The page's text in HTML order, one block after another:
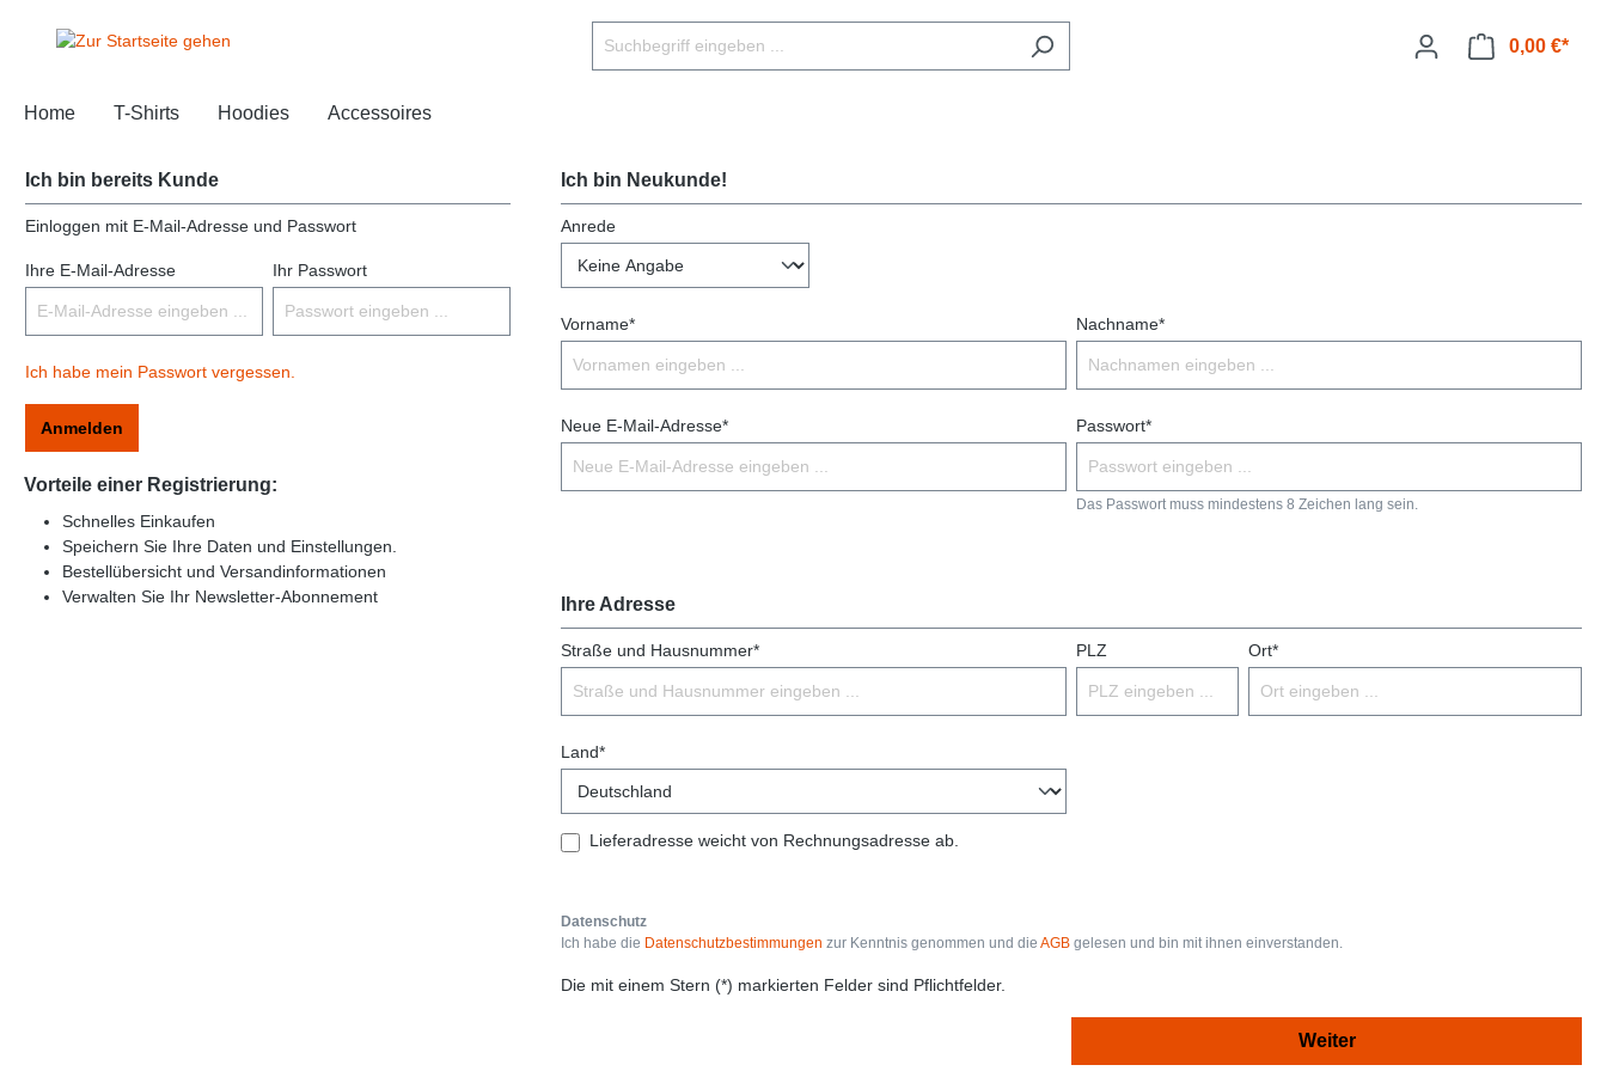
0,00 €*
Home T-Shirts Hoodies Accessoires
Ich bin bereits Kunde
Einloggen mit E-Mail-Adresse und Passwort
Ihre E-Mail-Adresse Ihr Passwort
Ich habe mein Passwort vergessen.
Anmelden
Vorteile einer Registrierung:
Schnelles Einkaufen
Speichern Sie Ihre Daten und Einstellungen.
Bestellübersicht und Versandinformationen
Verwalten Sie Ihr Newsletter-Abonnement
Ich bin Neukunde!
Anrede
Vorname* Nachname*
Neue E-Mail-Adresse* Passwort*
Das Passwort muss mindestens 8 Zeichen lang sein.
Ihre Adresse
Straße und Hausnummer* PLZ Ort*
Land*
Lieferadresse weicht von Rechnungsadresse ab.
Datenschutz
Ich habe die Datenschutzbestimmungen zur Kenntnis genommen und die AGB gelesen und bin mit ihnen einverstanden.
Die mit einem Stern (*) markierten Felder sind Pflichtfelder.
Weiter